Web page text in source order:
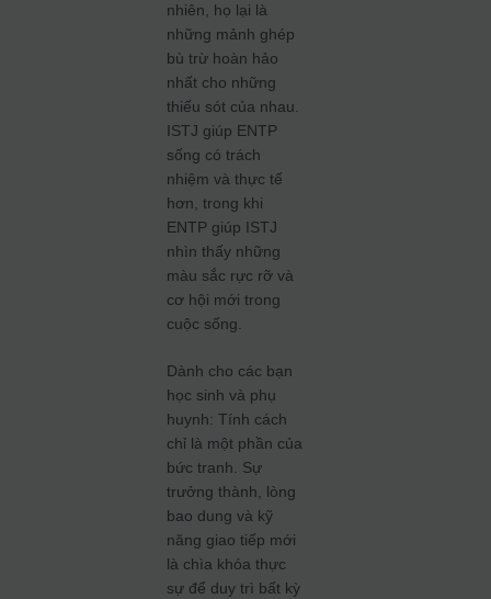
nhiên, họ lại là
những mảnh ghép
bù trừ hoàn hảo
nhất cho những
thiếu sót của nhau.
ISTJ giúp ENTP
sống có trách
nhiệm và thực tế
hơn, trong khi
ENTP giúp ISTJ
nhìn thấy những
màu sắc rực rỡ và
cơ hội mới trong
cuộc sống.
Dành cho các bạn
học sinh và phụ
huynh: Tính cách
chỉ là một phần của
bức tranh. Sự
trưởng thành, lòng
bao dung và kỹ
năng giao tiếp mới
là chìa khóa thực
sự để duy trì bất kỳ